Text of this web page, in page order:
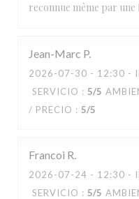
reconnue même par une
Jean-Marc P
2026-07-30 - 12:30 -
SERVICIO : 5/5
/ PRECIO : 5/5
Francoi R
2026-07-24 - 12:30 -
SERVICIO : 5/5